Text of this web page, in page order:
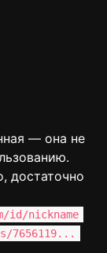
— она не
достаточно
id/nickname
7656119...